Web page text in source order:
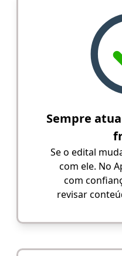
Sempre
Se o edital
com ele. No
com
revisar